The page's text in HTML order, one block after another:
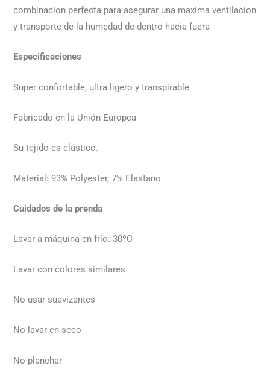
combinacion perfecta para asegurar una maxima ventilacion
y transporte de la humedad de dentro hacia fuera
Especificaciones
Super confortable, ultra ligero y transpirable
Fabricado en la Unión Europea
Su tejido es elástico.
Material: 93% Polyester, 7% Elastano
Cuidados de la prenda
Lavar a máquina en frío: 30ºC
Lavar con colores similares
No usar suavizantes
No lavar en seco
No planchar